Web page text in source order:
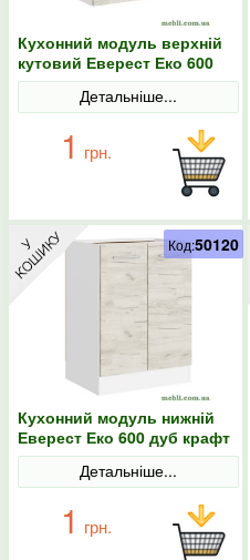
Кухонний модуль верхній
кутовий Еверест Еко 600
дуб крафт білий/білий
60х30х58Детальніше...
1 грн.
Кухонний модуль нижній
Еверест Еко 600 дуб крафт
білий/білий 60х46х82
Детальніше...
1 грн.
Код:50120